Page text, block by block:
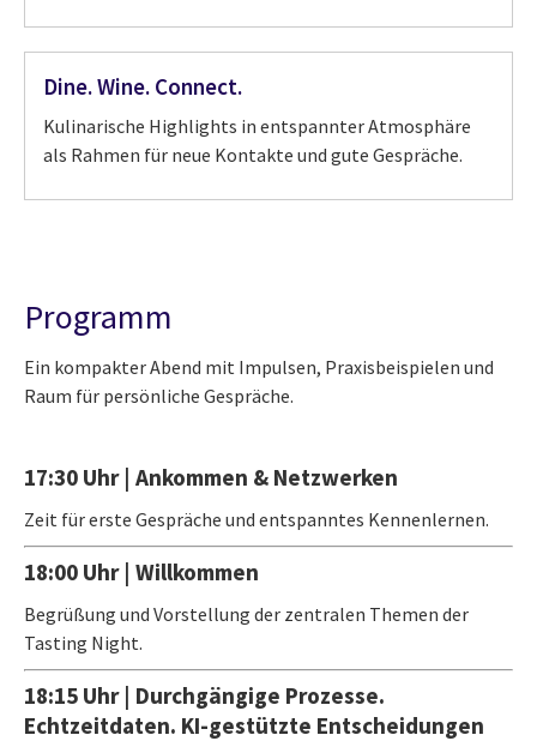
Dine. Wine. Connect.
Kulinarische Highlights in entspannter Atmosphäre
als Rahmen für neue Kontakte und gute Gespräche.
Programm
Ein kompakter Abend mit Impulsen, Praxisbeispielen und
Raum für persönliche Gespräche.
17:30 Uhr | Ankommen & Netzwerken
Zeit für erste Gespräche und entspanntes Kennenlernen.
18:00 Uhr | Willkommen
Begrüßung und Vorstellung der zentralen Themen der
Tasting Night.​
18:15 Uhr | Durchgängige Prozesse.
Echtzeitdaten. KI-gestützte Entscheidungen